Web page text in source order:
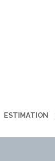
ESTIMATION